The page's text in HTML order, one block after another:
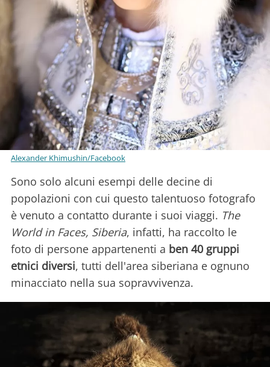
Alexander Khimushin/Facebook
Sono solo alcuni esempi delle decine di
popolazioni con cui questo talentuoso fotografo
è venuto a contatto durante i suoi viaggi. The
World in Faces, Siberia, infatti, ha raccolto le
foto di persone appartenenti a ben 40 gruppi
etnici diversi, tutti dell'area siberiana e ognuno
minacciato nella sua sopravvivenza.